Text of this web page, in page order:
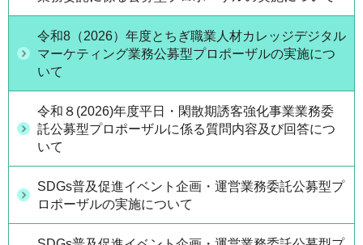
令和8（2026）年度とちぎ職業人材カレッジデジタル
マーケティング業務公募型プロポーザルの実施につ
いて
令和８(2026)年度平日・閑散期誘客強化事業業務委
託公募型プロポーザルに係る質問内容及び回答につ
いて
SDGs普及促進イベント企画・運営業務委託公募型プ
ロポーザルの実施について